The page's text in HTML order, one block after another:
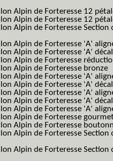
Alpin de Forteresse 12
Alpin de Forteresse 12
Alpin de Forteresse
Alpin de Forteresse 'A'
Alpin de Forteresse 'A'
Alpin de Forteresse
Alpin de Forteresse bronze
Alpin de Forteresse 'A'
Alpin de Forteresse 'A'
Alpin de Forteresse 'A'
Alpin de Forteresse 'A'
Alpin de Forteresse 'A'
Alpin de Forteresse
Alpin de Forteresse
Alpin de Forteresse
Alpin de Forteresse